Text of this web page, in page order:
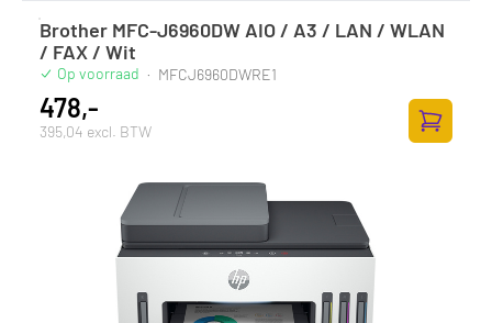
Brother MFC-J6960DW AIO / A3 / LAN / WLAN
/ FAX / Wit
Op voorraad · MFCJ6960DWRE1
478,-
395,04 excl. BTW